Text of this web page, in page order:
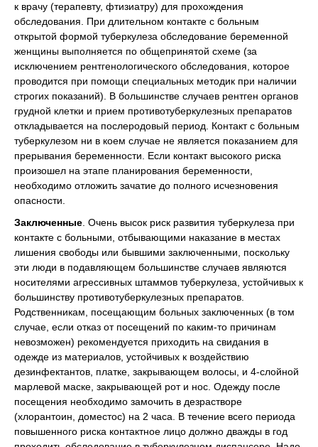
к врачу (терапевту, фтизиатру) для прохождения
обследования. При длительном контакте с больным
открытой формой туберкулеза обследование беременной
женщины выполняется по общепринятой схеме (за
исключением рентгенологического обследования, которое
проводится при помощи специальных методик при наличии
строгих показаний). В большинстве случаев рентген органов
грудной клетки и прием противотуберкулезных препаратов
откладывается на послеродовый период. Контакт с больным
туберкулезом ни в коем случае не является показанием для
прерывания беременности. Если контакт высокого риска
произошел на этапе планирования беременности,
необходимо отложить зачатие до полного исчезновения
опасности.
Заключенные . Очень высок риск развития туберкулеза при
контакте с больными, отбывающими наказание в местах
лишения свободы или бывшими заключенными, поскольку
эти люди в подавляющем большинстве случаев являются
носителями агрессивных штаммов туберкулеза, устойчивых к
большинству противотуберкулезных препаратов.
Родственникам, посещающим больных заключенных (в том
случае, если отказ от посещений по каким-то причинам
невозможен) рекомендуется приходить на свидания в
одежде из материалов, устойчивых к воздействию
дезинфектантов, платке, закрывающем волосы, и 4-слойной
марлевой маске, закрывающей рот и нос. Одежду после
посещения необходимо замочить в дезрастворе
(хлорантоин, доместос) на 2 часа. В течение всего периода
повышенного риска контактное лицо должно дважды в год